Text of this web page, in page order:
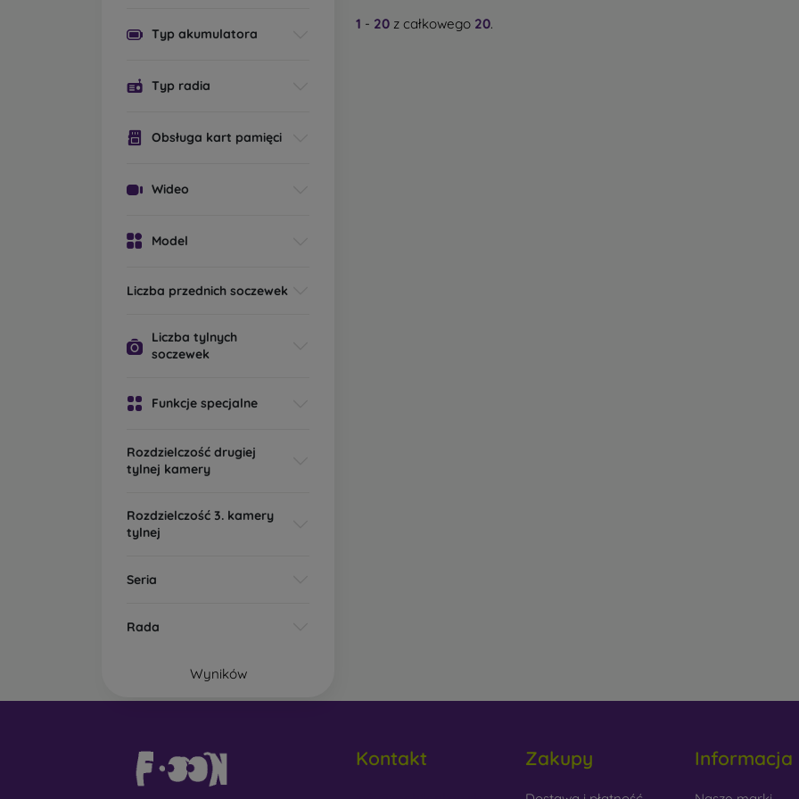
Typ akumulatora
Typ radia
Obsługa kart pamięci
Wideo
Model
Liczba przednich soczewek
Liczba tylnych
soczewek
Funkcje specjalne
Rozdzielczość drugiej
tylnej kamery
Rozdzielczość 3. kamery
tylnej
Seria
Rada
Wyników
1 - 20 z całkowego 20.
Kontakt Zakupy Informacja